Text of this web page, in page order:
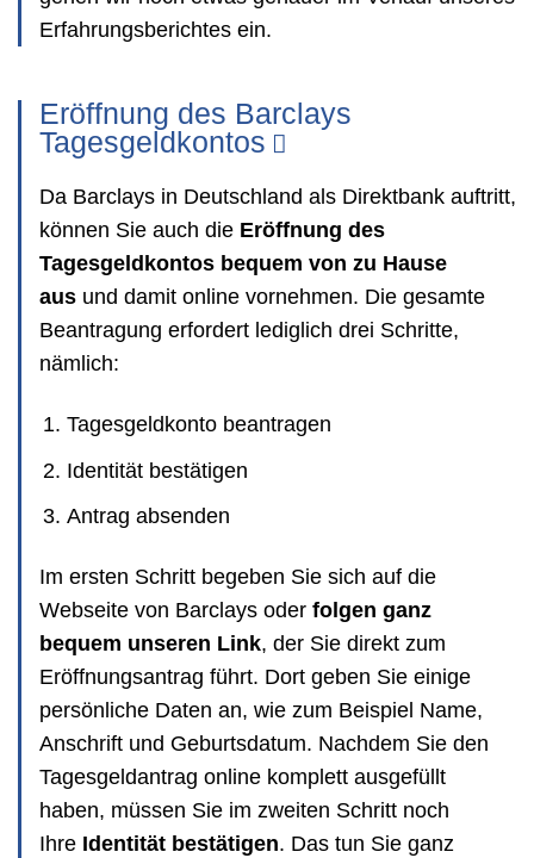
Erfahrungsberichtes ein.
Eröffnung des Barclays
Tagesgeldkontos
Da Barclays in Deutschland als Direktbank auftritt,
können Sie auch die Eröffnung des
Tagesgeldkontos bequem von zu Hause
aus und damit online vornehmen. Die gesamte
Beantragung erfordert lediglich drei Schritte,
nämlich:
Tagesgeldkonto beantragen
Identität bestätigen
Antrag absenden
Im ersten Schritt begeben Sie sich auf die
Webseite von Barclays oder folgen ganz
bequem unseren Link, der Sie direkt zum
Eröffnungsantrag führt. Dort geben Sie einige
persönliche Daten an, wie zum Beispiel Name,
Anschrift und Geburtsdatum. Nachdem Sie den
Tagesgeldantrag online komplett ausgefüllt
haben, müssen Sie im zweiten Schritt noch
Ihre Identität bestätigen. Das tun Sie ganz